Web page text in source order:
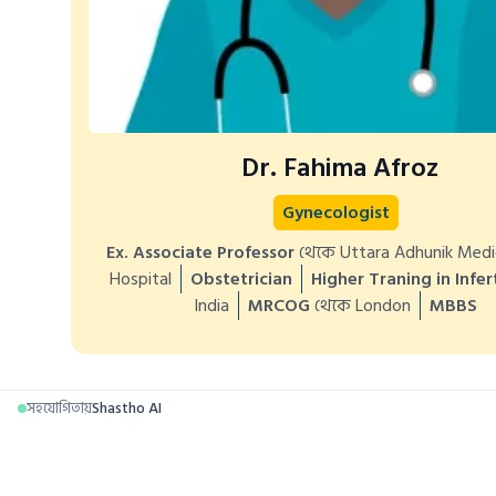
Dr. Fahima Afroz
Gynecologist
Ex. Associate Professorথেকে Uttara Adhunik
Hospital
Obstetrician Higher Traning in
India
MRCOGথেকে London MBBS
সহযোগিতায়Shastho AI